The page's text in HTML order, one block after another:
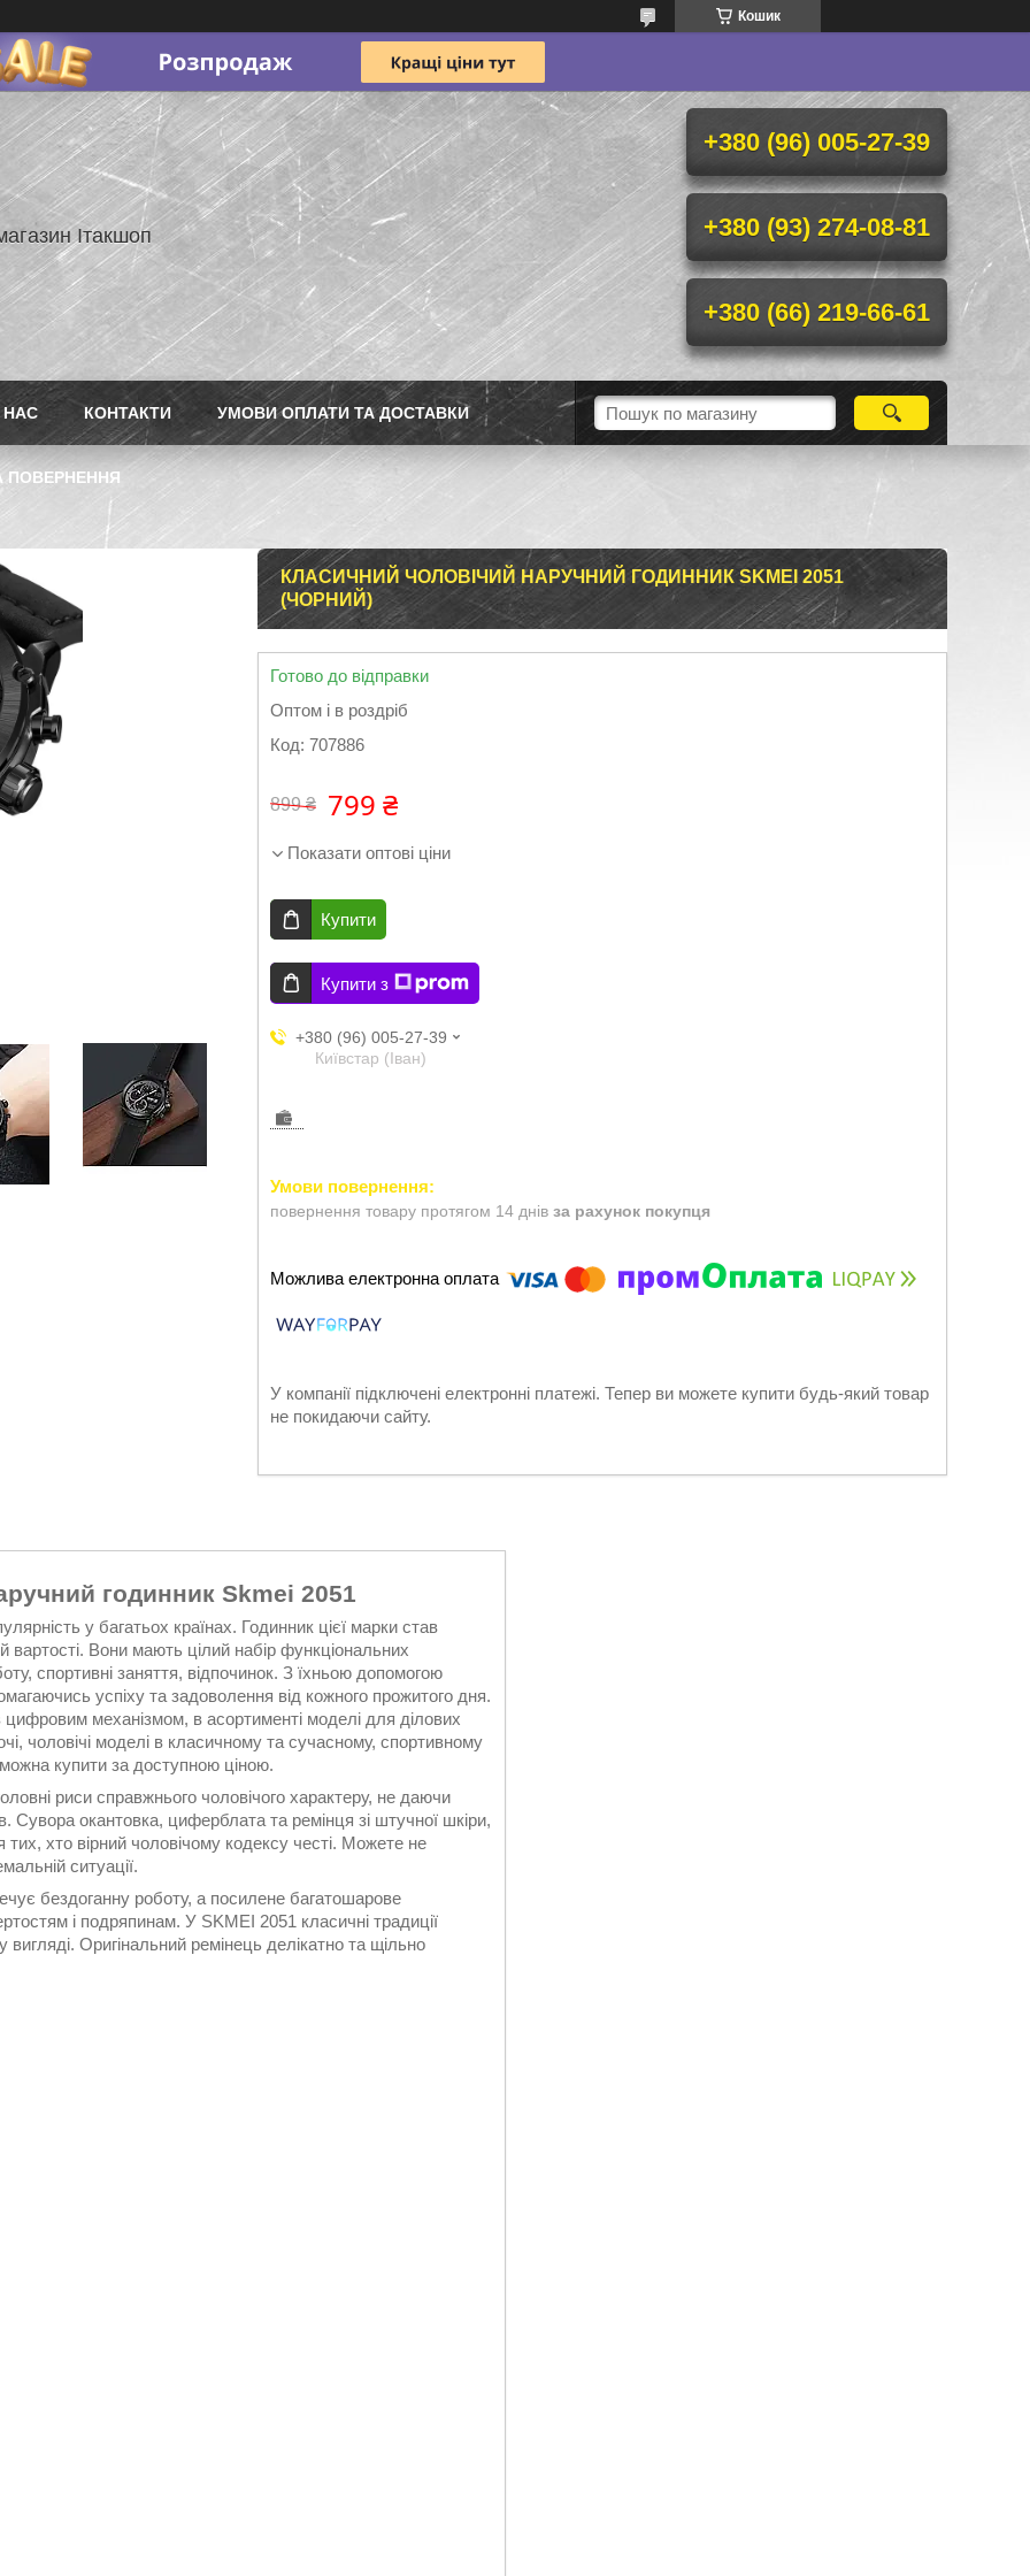
Кошик
Ітакшоп
+380 (96) 005-27-39
+380 (93) 274-08-81
+380 (66) 219-66-61
НАС КОНТАКТИ УМОВИ ОПЛАТИ ТА ДОСТАВКИ
ПОВЕРНЕННЯ
КЛАСИЧНИЙ ЧОЛОВІЧИЙ НАРУЧНИЙ ГОДИННИК SKMEI 2051
(ЧОРНИЙ)
Готово до відправки
Оптом і в роздріб
Код: 707886
899 ₴ 799 ₴
Показати оптові ціни
Купити
Купити з
+380 (96) 005-27-39
Київстар (Іван)
повернення товару протягом 14 днів за рахунок покупця
У компанії підключені електронні платежі. Тепер ви можете купити будь-який товар
не покидаючи сайту.
годинник Skmei 2051
у багатьох країнах. Годинник цієї марки став
вартості. Вони мають цілий набір функціональних
спортивні заняття, відпочинок. З їхньою допомогою
успіху та задоволення від кожного прожитого дня.
механізмом, в асортименті моделі для ділових
чоловічі моделі в класичному та сучасному, спортивному
купити за доступною ціною.
риси справжнього чоловічого характеру, не даючи
Сувора окантовка, циферблата та ремінця зі штучної шкіри,
хто вірний чоловічому кодексу честі. Можете не
ситуації.
бездоганну роботу, а посилене багатошарове
і подряпинам. У SKMEI 2051 класичні традиції
Оригінальний ремінець делікатно та щільно